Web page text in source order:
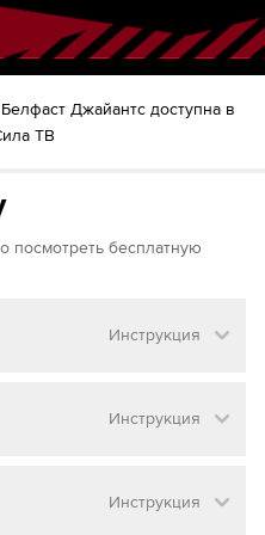
Джайантс доступна в
ТВ
посмотреть бесплатную
Инструкция
трансляцию матча
ТВ
Инструкция
трансляцию матча
Инструкция